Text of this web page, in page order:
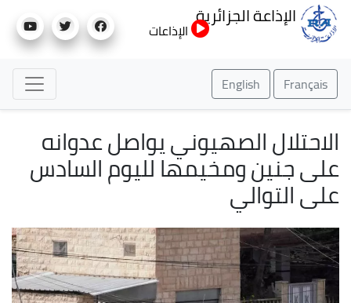
إلى
الإذاعة الجزائرية
الإذاعات
Français
English
الاحتلال الصهيوني يواصل عدوانه
على جنين ومخيمها لليوم السادس
على التوالي